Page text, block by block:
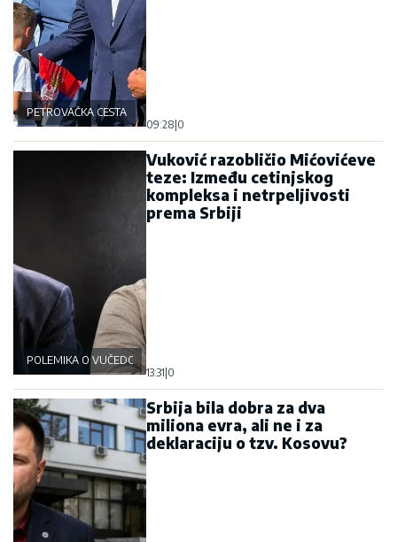
PETROVAČKA CESTA
09:28 0
POLEMIKA O VUČEDOLSKOJ BICI
Vuković razobličio Mićovićeve
teze: Između cetinjskog
kompleksa i netrpeljivosti
prema Srbiji
13:31 0
Srbija bila dobra za dva
miliona evra, ali ne i za
deklaraciju o tzv. Kosovu?